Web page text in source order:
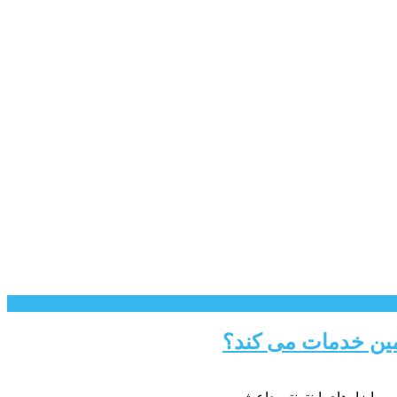
خدمات می کند؟